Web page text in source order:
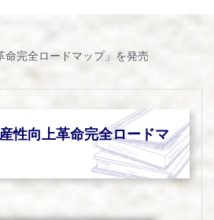
命完全ロードマップ」を発売
性向上革命完全ロードマ